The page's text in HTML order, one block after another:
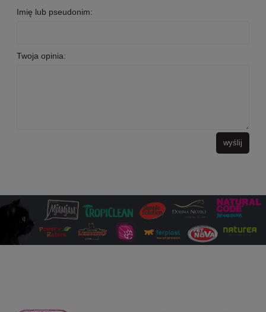
Imię lub pseudonim:
Twoja opinia:
wyślij